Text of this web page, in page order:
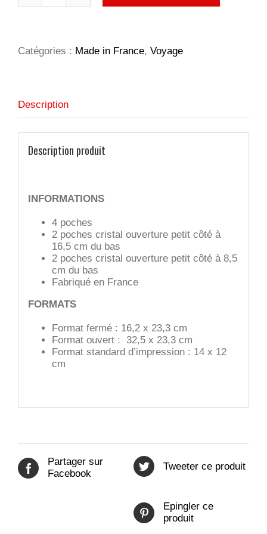
Catégories : Made in France, Voyage
Description
Description produit
INFORMATIONS
4 poches
2 poches cristal ouverture petit côté à
16,5 cm du bas
2 poches cristal ouverture petit côté à 8,5
cm du bas
Fabriqué en France
FORMATS
Format fermé : 16,2 x 23,3 cm
Format ouvert : 32,5 x 23,3 cm
Format standard d’impression : 14 x 12
cm
Partager sur
Facebook
Tweeter ce produit
Epingler ce
produit